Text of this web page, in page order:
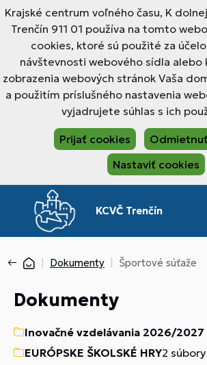
Krajské centrum voľného času, K
Trenčín 911 01 používa na tomto
cookies, ktoré sú použité za
návštevnosti webového sídla alebo
zobrazenia webových stránok Vaša
a použitím príslušného nastavenia
vyjadrujete súhlas s ich
Prijať cookies
Nastaviť cookies
KCVČ Trenčín
Dokumenty Športové súťaže
Dokumenty
Inovačné vzdelávania 2026/2027
EURÓPSKE ŠKOLSKÉ HRY2 súbory